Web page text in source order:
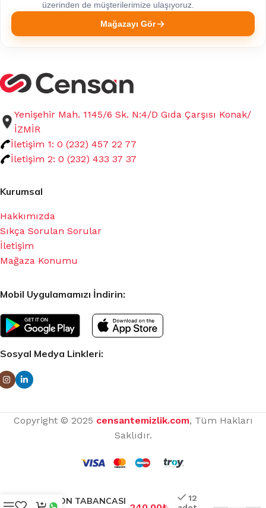
üzerinden de müşterilerimize ulaşıyoruz.
Mağazayı Gör
Yenişehir Mah. 1145/6 Sk. N:4/D Gıda Çarşısı Konak/
İZMİR
İletişim 1: 0 (232) 457 22 77
İletişim 2: 0 (232) 433 37 37
Kurumsal
Hakkımızda
Sıkça Sorulan Sorular
İletişim
Mağaza Konumu
Mobil Uygulamamızı İndirin:
Sosyal Medya Linkleri:
Copyright © 2025 censantemizlik.com, Tüm Hakları
Saklıdır.
SİLİKON TABANCASI
12